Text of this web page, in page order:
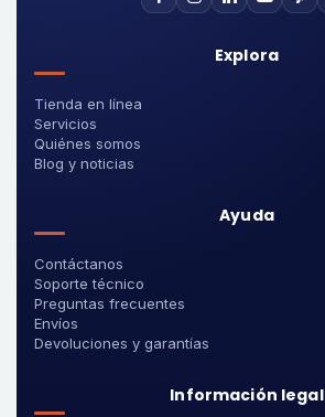
Explora
Tienda en línea
Servicios
Quiénes somos
Blog y noticias
Ayuda
Contáctanos
Soporte técnico
Preguntas frecuentes
Envíos
Devoluciones y garantías
Información legal